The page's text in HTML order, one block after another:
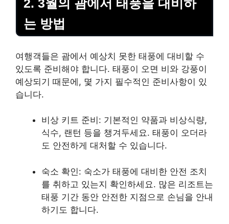
2. 3월의 괌에서 태풍을 대비하
는 방법
여행객들은 괌에서 예상치 못한 태풍에 대비할 수
있도록 준비해야 합니다. 태풍이 오면 비와 강풍이
예상되기 때문에, 몇 가지 필수적인 준비사항이 있
습니다.
비상 키트 준비: 기본적인 약품과 비상식량,
식수, 랜턴 등을 챙겨두세요. 태풍이 오더라
도 안전하게 대처할 수 있습니다.
숙소 확인: 숙소가 태풍에 대비한 안전 조치
를 취하고 있는지 확인하세요. 많은 리조트는
태풍 기간 동안 안전한 지점으로 손님을 안내
하기도 합니다.